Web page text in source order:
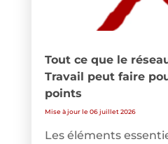
Tout ce que le
Travail peut faire
points
Mise à jour le 06 juillet 2026
Les éléments